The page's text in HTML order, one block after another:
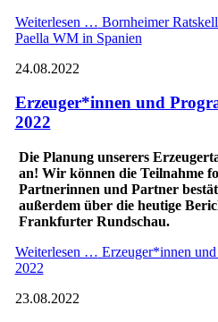
Weiterlesen … Bornheimer
Paella WM in Spanien
24.08.2022
Erzeuger*innen und
2022
Die Planung unserers
an! Wir können die Teilnahme
Partnerinnen und Partner
außerdem über die heutige
Frankfurter Rundschau.
Weiterlesen … Erzeuger*innen
2022
23.08.2022